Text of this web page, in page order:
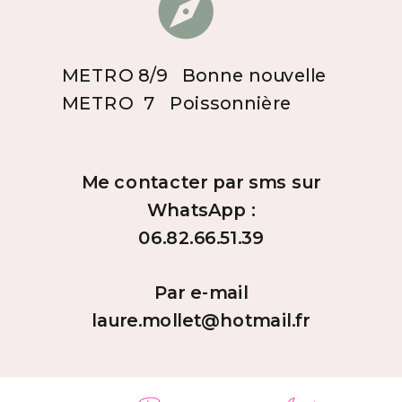
METRO 8/9 Bonne nouvelle
METRO 7 Poissonnière
Me contacter par sms sur
WhatsApp :
06.82.66.51.39
Par e-mail
laure.mollet@hotmail.fr